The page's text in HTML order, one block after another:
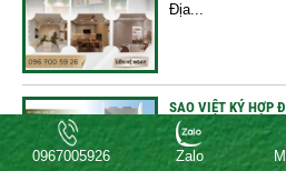
Địa...
SAO VIỆT KÝ HỢP
8
Công ty Xây
0967005926 Zalo